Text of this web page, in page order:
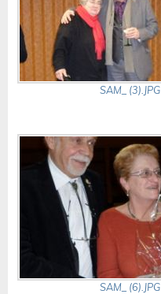
SAM_ (3).JPG
SAM_ (6).JPG